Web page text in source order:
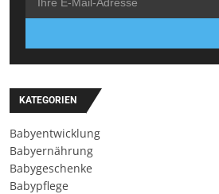
KATEGORIEN
Babyentwicklung
Babyernährung
Babygeschenke
Babypflege